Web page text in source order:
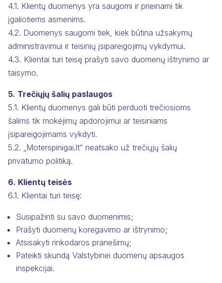
4.1. Klientų duomenys yra saugomi ir prieinami tik
įgaliotiems asmenims.
4.2. Duomenys saugomi tiek, kiek būtina užsakymų
administravimui ir teisinių įsipareigojimų vykdymui.
4.3. Klientai turi teisę prašyti savo duomenų ištrynimo ar
taisymo.
5. Trečiųjų šalių paslaugos
5.1. Klientų duomenys gali būti perduoti trečiosioms
šalims tik mokėjimų apdorojimui ar teisiniams
įsipareigojimams vykdyti.
5.2. „Moterspinigai.lt“ neatsako už trečiųjų šalių
privatumo politiką.
6. Klientų teisės
6.1. Klientai turi teisę:
Susipažinti su savo duomenimis;
Prašyti duomenų koregavimo ar ištrynimo;
Atsisakyti rinkodaros pranešimų;
Pateikti skundą Valstybinei duomenų apsaugos
inspekcijai.